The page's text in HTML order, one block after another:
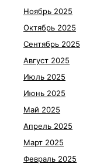
Ноябрь 2025
Октябрь 2025
Сентябрь 2025
Август 2025
Июль 2025
Июнь 2025
Май 2025
Апрель 2025
Март 2025
Февраль 2025